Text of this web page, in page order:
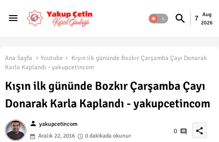
7
Aug
2026
Ana Sayfa Youtube
Kışın ilk gününde Bozkır Çarşamba Çayı Donarak
Karla Kaplandı - yakupcetincom
Kışın ilk gününde Bozkır Çarşamba Çayı
Donarak Karla Kaplandı - yakupcetincom
person yakupcetincom
Aralık 22, 2016
0 dakikada okunur
0 share